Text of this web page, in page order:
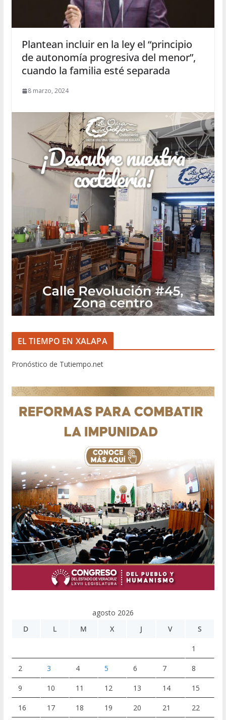
Plantean incluir en la ley el “principio
de autonomía progresiva del menor”,
cuando la familia esté separada
8 marzo, 2024
EL TIEMPO EN XALAPA
Pronóstico de Tutiempo.net
agosto 2026
D
L M X J V S
1
2 3 4 5 6 7 8
9 10 11 12 13 14 15
16 17 18 19 20 21 22